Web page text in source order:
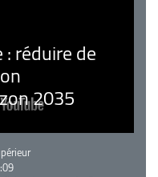
réduire de
2035